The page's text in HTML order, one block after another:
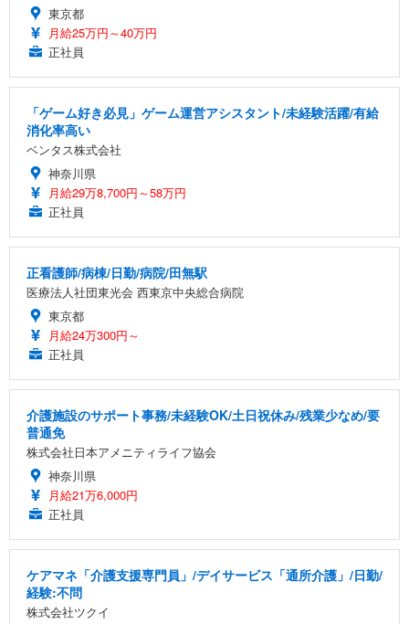
東京都
月給25万円～40万円
正社員
「ゲーム好き必見」ゲーム運営アシスタント/未経験活躍/有給
消化率高い
ベンタス株式会社
神奈川県
月給29万8,700円～58万円
正社員
正看護師/病棟/日勤/病院/田無駅
医療法人社団東光会 西東京中央総合病院
東京都
月給24万300円～
正社員
介護施設のサポート事務/未経験OK/土日祝休み/残業少なめ/要
普通免
株式会社日本アメニティライフ協会
神奈川県
月給21万6,000円
正社員
ケアマネ「介護支援専門員」/デイサービス「通所介護」/日勤/
経験:不問
株式会社ツクイ